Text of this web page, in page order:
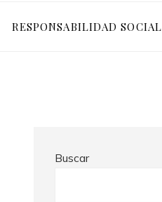
RESPONSABILIDAD SOCIAL
Buscar